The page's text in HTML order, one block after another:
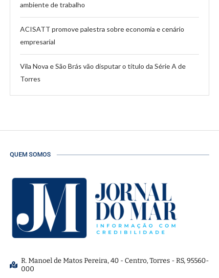
ambiente de trabalho
ACISATT promove palestra sobre economia e cenário
empresarial
Vila Nova e São Brás vão disputar o título da Série A de
Torres
QUEM SOMOS
R. Manoel de Matos Pereira, 40 - Centro, Torres - RS, 95560-
000